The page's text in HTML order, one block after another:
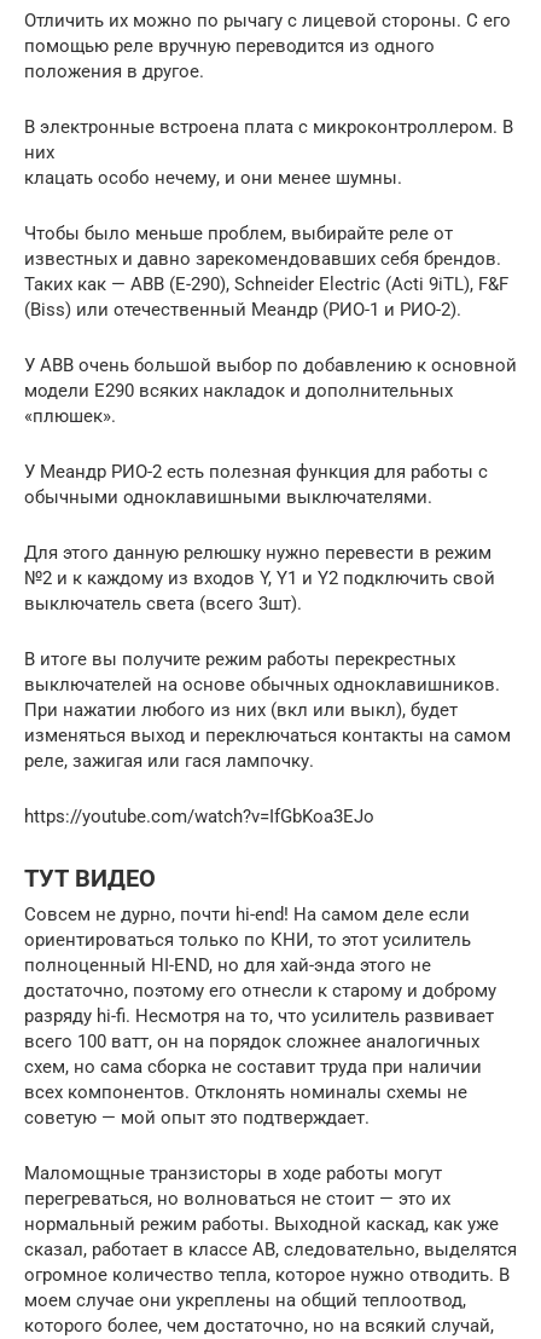
Отличить их можно по рычагу с лицевой стороны. С его
помощью реле вручную переводится из одного
положения в другое.
В электронные встроена плата с микроконтроллером. В
них
клацать особо нечему, и они менее шумны.
Чтобы было меньше проблем, выбирайте реле от
известных и давно зарекомендовавших себя брендов.
Таких как — ABB (E-290), Schneider Electric (Acti 9iTL), F&F
(Biss) или отечественный Меандр (РИО-1 и РИО-2).
У ABB очень большой выбор по добавлению к основной
модели E290 всяких накладок и дополнительных
«плюшек».
У Меандр РИО-2 есть полезная функция для работы с
обычными одноклавишными выключателями.
Для этого данную релюшку нужно перевести в режим
№2 и к каждому из входов Y, Y1 и Y2 подключить свой
выключатель света (всего 3шт).
В итоге вы получите режим работы перекрестных
выключателей на основе обычных одноклавишников.
При нажатии любого из них (вкл или выкл), будет
изменяться выход и переключаться контакты на самом
реле, зажигая или гася лампочку.
https://youtube.com/watch?v=IfGbKoa3EJo
ТУТ ВИДЕО
Совсем не дурно, почти hi-end! На самом деле если
ориентироваться только по КНИ, то этот усилитель
полноценный HI-END, но для хай-энда этого не
достаточно, поэтому его отнесли к старому и доброму
разряду hi-fi. Несмотря на то, что усилитель развивает
всего 100 ватт, он на порядок сложнее аналогичных
схем, но сама сборка не составит труда при наличии
всех компонентов. Отклонять номиналы схемы не
советую — мой опыт это подтверждает.
Маломощные транзисторы в ходе работы могут
перегреваться, но волноваться не стоит — это их
нормальный режим работы. Выходной каскад, как уже
сказал, работает в классе АВ, следовательно, выделятся
огромное количество тепла, которое нужно отводить. В
моем случае они укреплены на общий теплоотвод,
которого более, чем достаточно, но на всякий случай,